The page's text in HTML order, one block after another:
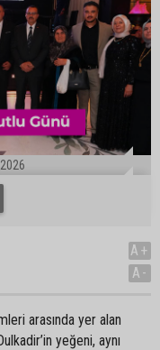
A+
A-
arasında yer alan
yeğeni, aynı